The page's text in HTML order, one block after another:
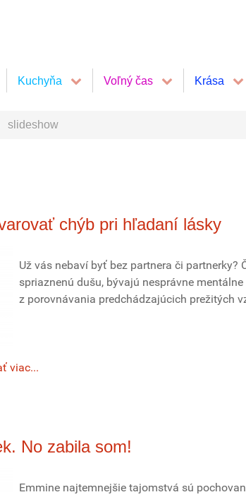
Kuchyňa Voľný čas Krása
slideshow
chýb pri hľadaní lásky
Už vás nebaví byť bez partnera či
spriaznenú dušu, bývajú nesprávne
z porovnávania predchádzajúcich prežitých
viac...
No zabila som!
Emmine najtemnejšie tajomstvá sú